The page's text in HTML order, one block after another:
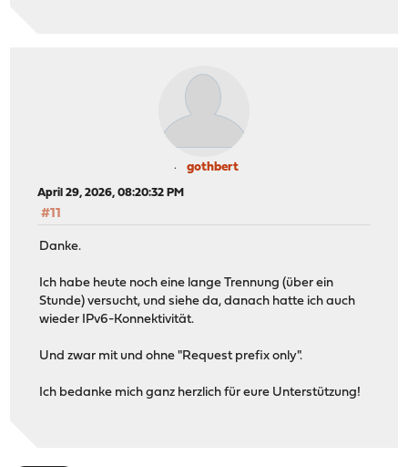
gothbert
April 29, 2026, 08:20:32 PM
#11
Danke.
Ich habe heute noch eine lange Trennung (über ein
Stunde) versucht, und siehe da, danach hatte ich auch
wieder IPv6-Konnektivität.
Und zwar mit und ohne "Request prefix only".
Ich bedanke mich ganz herzlich für eure Unterstützung!